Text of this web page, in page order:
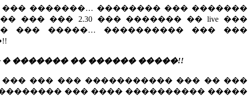
�������… �������� ��� �������
��� ��� 2.30 ��� ������� �� live ���
��� �����… ���������� ��� ���
������� �� ������ �����!!
��� ��� ����������� ��� �� ���
��� ���� ���������� �����